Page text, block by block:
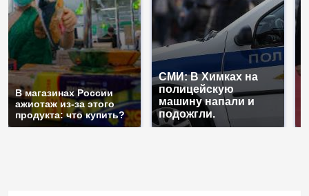
В магазинах России
ажиотаж из-за этого
продукта: что купить?
СМИ: В Химках на
полицейскую
машину напали и
подожгли.